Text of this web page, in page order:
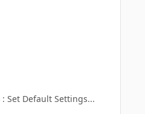
Set Default Settings...